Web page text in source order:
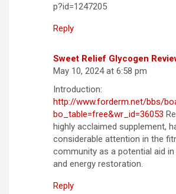
p?id=1247205
Reply
Sweet Relief Glycogen
May 10, 2024 at 6:58 pm
Introduction:
http://www.forderm.net/bbs/
bo_table=free&wr_id=36053
highly acclaimed supplement,
considerable attention in the
community as a potential aid
and energy restoration.
Reply